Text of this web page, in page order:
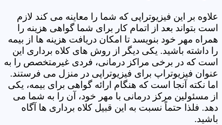
علاوه بر این فیزیوتراپی که شما را معاینه می کند لازم
است بتواند بعد از اتمام کار برای شما گواهی هزینه را
همراه مهر خود بنویسد تا امکان دریافت هزینه ها از بیمه
را داشته باشید. یکی دیگر از روش های کلاه برداری این
است که در برخی مراکز درمانی، فردی غیرمتخصص را به
عنوان فیزیوتراپ برای فیزیوتراپی در منزل می فرستند.
اما نکته آنجا است که هنگام ارائه گواهی برای بیمه، یکی
از مسئولین مرکز درمانی با مهر خود، آن را به شما می
دهد. فلذا حتماً نسبت به این قبیل کلاه برداری ها آگاه
باشید.